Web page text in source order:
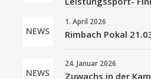
1. April 2026
Rimbach Pokal
24. Januar 2026
Zuwachs in der